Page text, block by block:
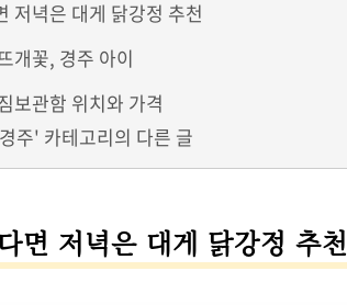
저녁은 대게 닭강정 추천
개꽃, 경주 아이
보관함 위치와 가격
주' 카테고리의 다른 글
면 저녁은 대게 닭강정 추천